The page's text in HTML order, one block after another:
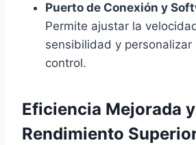
Puerto de Conexión y
Permite ajustar la
sensibilidad y
control.
Eficiencia Mejorada y
Rendimiento